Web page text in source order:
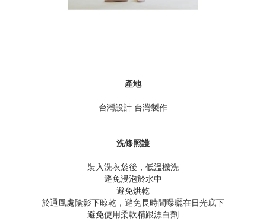
產地
台灣設計 台灣製作
洗條照護
裝入洗衣袋後，低溫機洗
避免浸泡於水中
避免烘乾
於通風處陰影下晾乾，避免長時間曝曬在日光底下
避免使用柔軟精跟漂白劑